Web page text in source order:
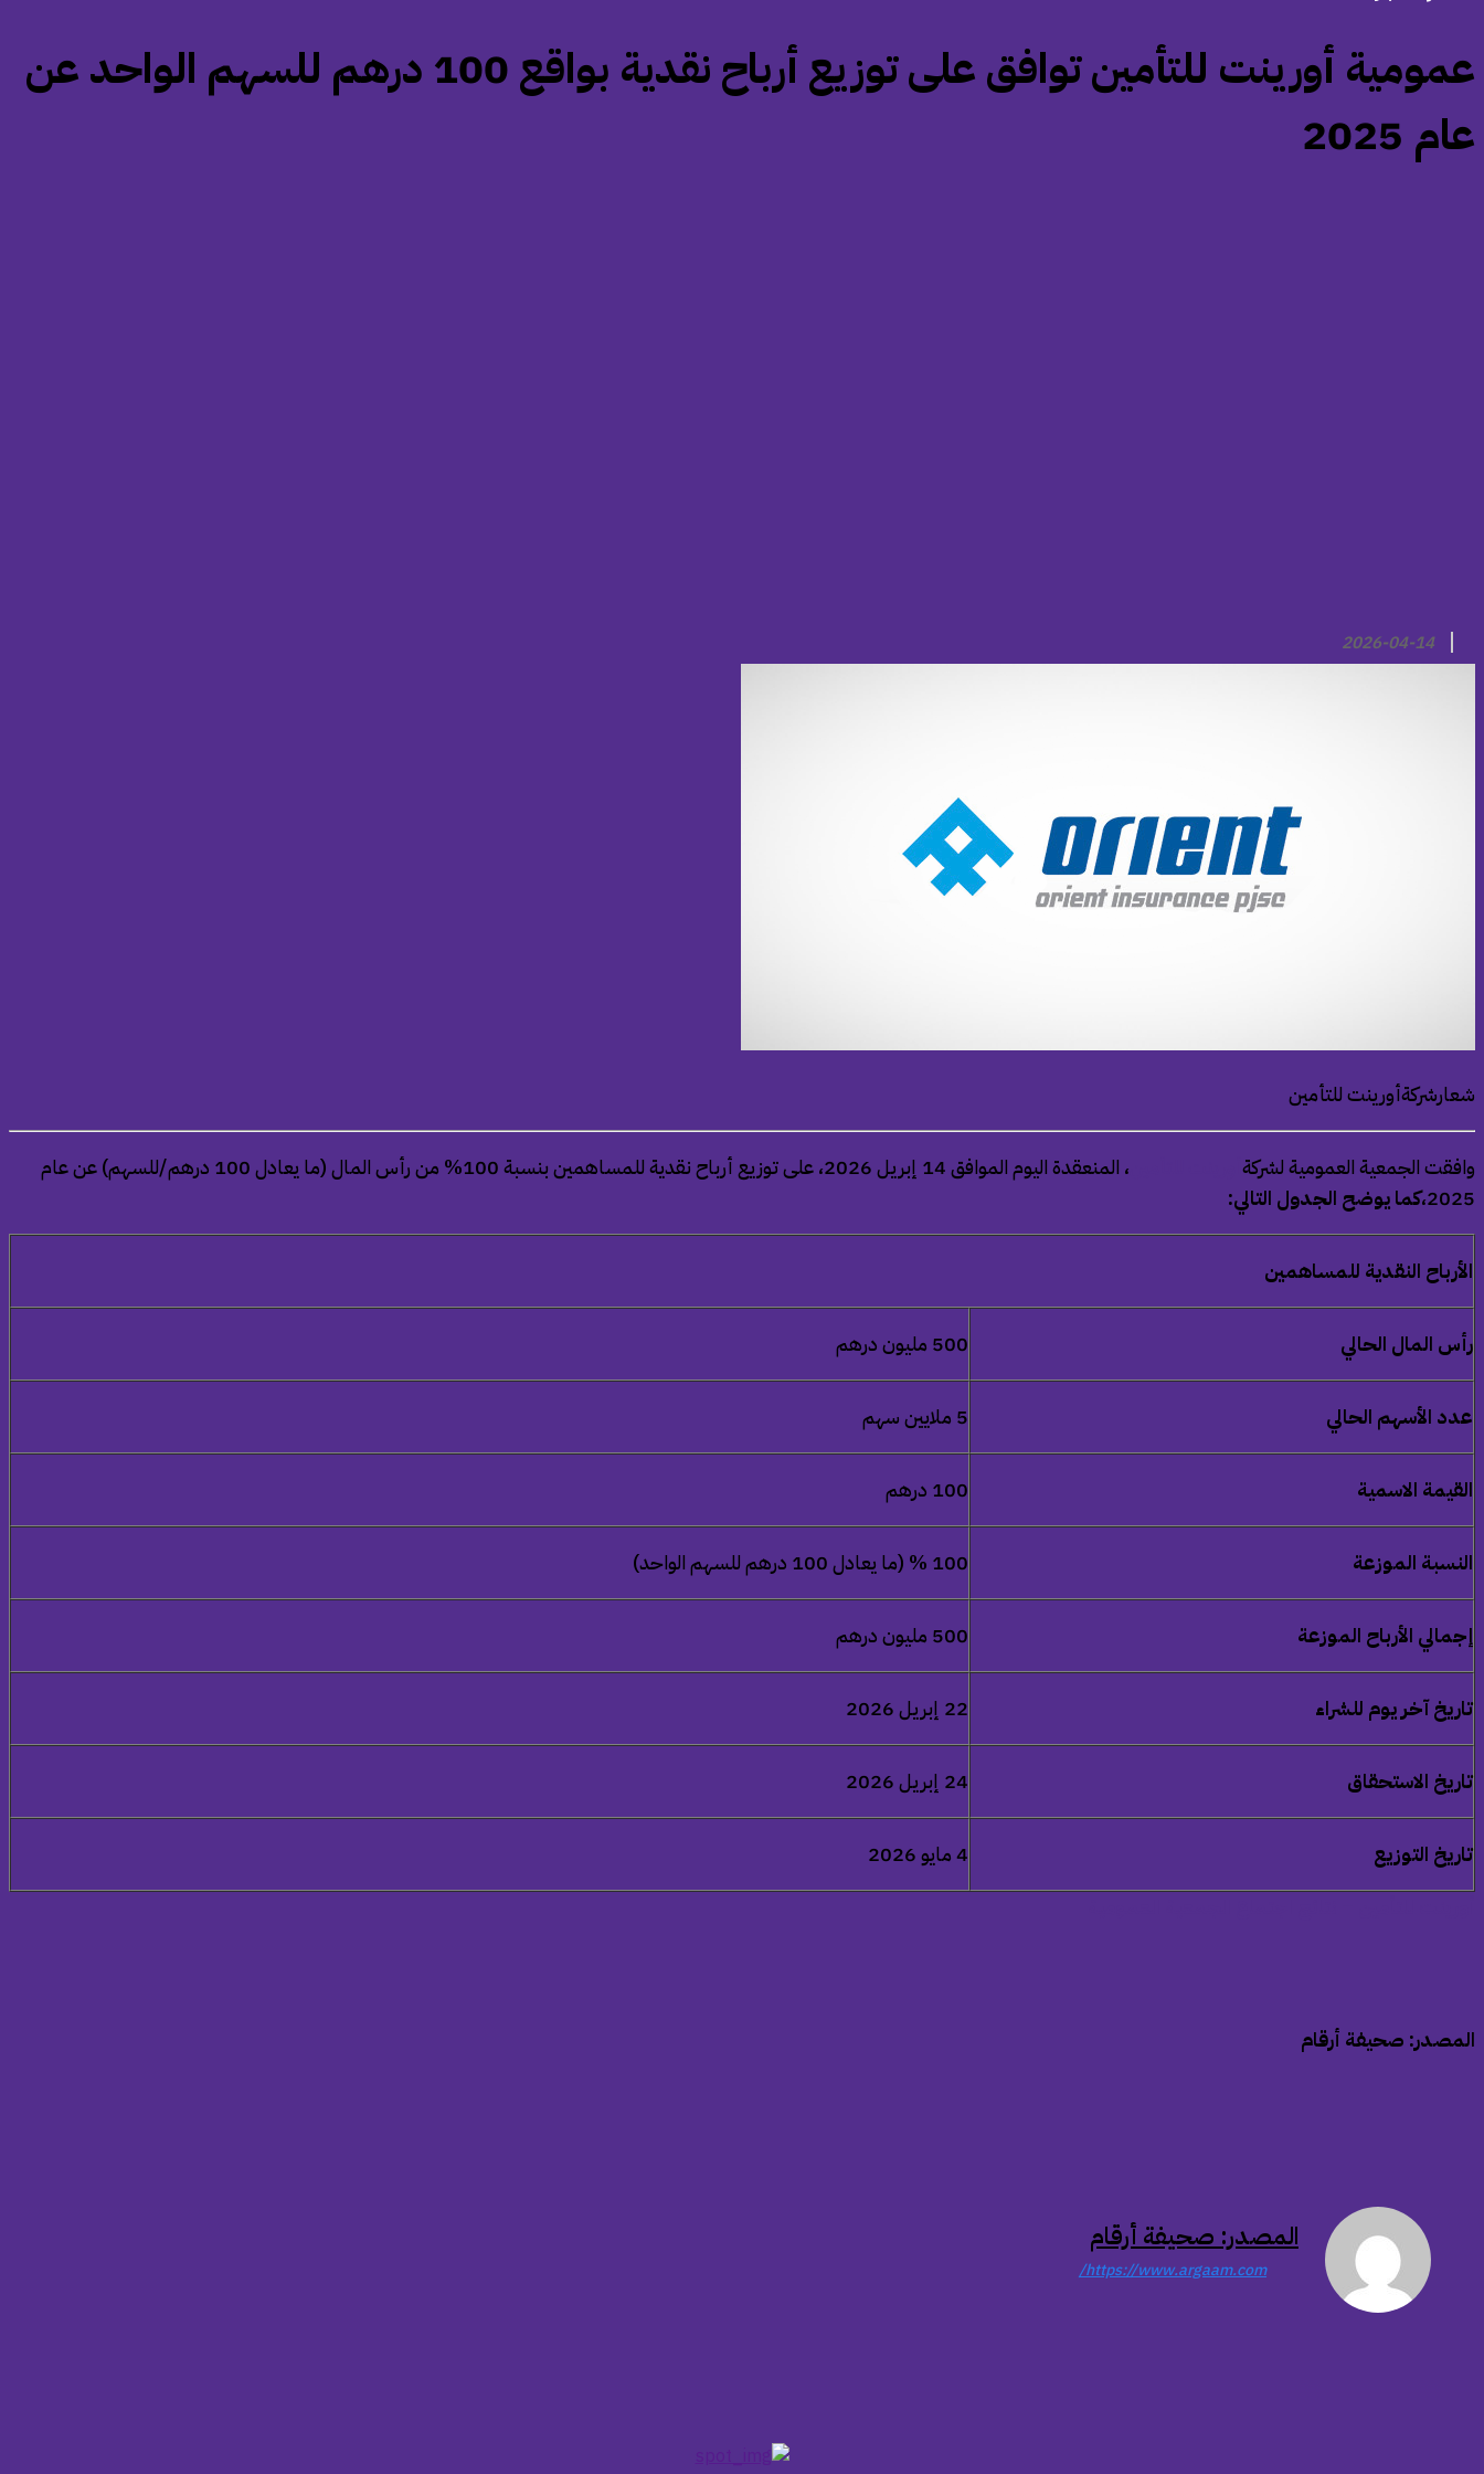
‏عمومية أورينت للتأمين توافق على توزيع أرباح نقدية بواقع 100 درهم للسهم الواحد عن
عام 2025
2026-04-14
شعارشركةأورينت للتأمين
وافقت الجمعية العمومية لشركة
، المنعقدة اليوم الموافق 14 إبريل 2026، على توزيع أرباح نقدية للمساهمين بنسبة 100% من رأس المال (ما يعادل 100 درهم/للسهم) عن عام
2025، كما يوضح الجدول التالي:
الأرباح النقدية للمساهمين
رأس المال الحالي 500 مليون درهم
عدد الأسهم الحالي 5 ملايين سهم
القيمة الاسمية 100 درهم
النسبة الموزعة 100 % (ما يعادل 100 درهم للسهم الواحد)
إجمالي الأرباح الموزعة 500 مليون درهم
تاريخ آخر يوم للشراء 22 إبريل 2026
تاريخ الاستحقاق 24 إبريل 2026
تاريخ التوزيع
4 مايو 2026
المصدر: صحيفة أرقام
المصدر: صحيفة أرقام
https://www.argaam.com/